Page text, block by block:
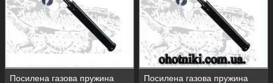
Посилена газова пружина
Посилена газова пружина